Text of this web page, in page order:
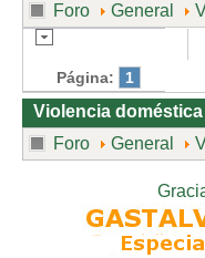
Foro General
Página: 1
Violencia doméstica
Foro
General